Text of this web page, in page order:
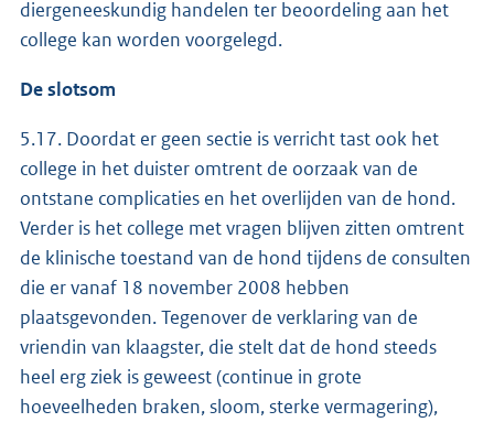
diergeneeskundig handelen ter beoordeling aan het
college kan worden voorgelegd.
De slotsom
5.17. Doordat er geen sectie is verricht tast ook het
college in het duister omtrent de oorzaak van de
ontstane complicaties en het overlijden van de hond.
Verder is het college met vragen blijven zitten omtrent
de klinische toestand van de hond tijdens de consulten
die er vanaf 18 november 2008 hebben
plaatsgevonden. Tegenover de verklaring van de
vriendin van klaagster, die stelt dat de hond steeds
heel erg ziek is geweest (continue in grote
hoeveelheden braken, sloom, sterke vermagering),